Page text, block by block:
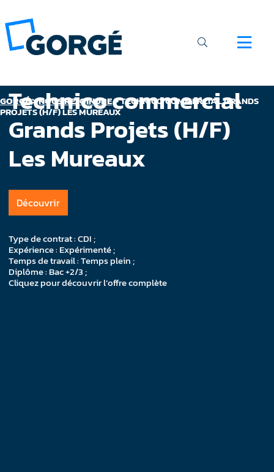
GORGÉ>NOUS REJOINDRE>TECHNICO COMMERCIAL GRANDS
PROJETS (H/F) LES MUREAUX
Technico commercial
Grands Projets (H/F)
Les Mureaux
Découvrir
Type de contrat : CDI ;
Expérience : Expérimenté ;
Temps de travail : Temps plein ;
Diplôme : Bac +2/3 ;
Cliquez pour découvrir l’offre complète